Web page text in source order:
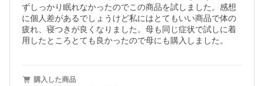
ずしっかり眠れなかったのでこの商品を試しました。感想
に個人差があるでしょうけど私にはとてもいい商品で体の
疲れ、寝つきが良くなりました。母も同じ症状で試しに着
用したところとても良かったので母にも購入しました。
購入した商品